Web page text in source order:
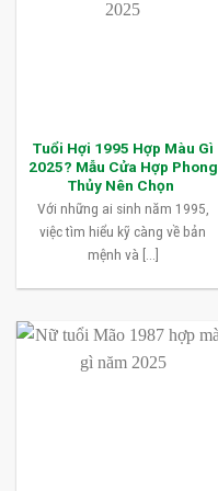
Tuổi Hợi 1995 Hợp Màu Gì
2025? Mẫu Cửa Hợp Phong
Thủy Nên Chọn
Với những ai sinh năm 1995,
việc tìm hiểu kỹ càng về bản
mệnh và [...]